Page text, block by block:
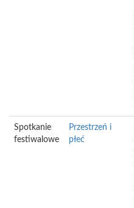
Spotkanie
festiwalowe
Przestrzeń i
płeć